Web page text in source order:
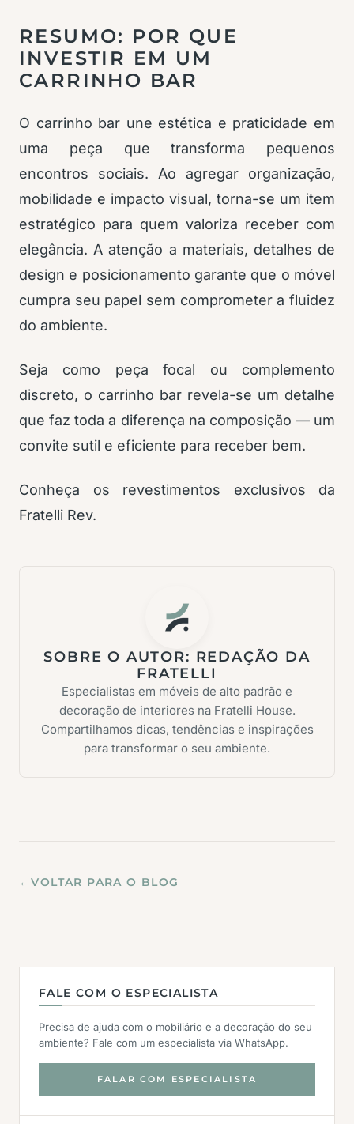
RESUMO: POR QUE
INVESTIR EM UM
CARRINHO BAR
O carrinho bar une estética e praticidade em
uma peça que transforma pequenos
encontros sociais. Ao agregar organização,
mobilidade e impacto visual, torna-se um item
estratégico para quem valoriza receber com
elegância. A atenção a materiais, detalhes de
design e posicionamento garante que o móvel
cumpra seu papel sem comprometer a fluidez
do ambiente.
Seja como peça focal ou complemento
discreto, o carrinho bar revela-se um detalhe
que faz toda a diferença na composição — um
convite sutil e eficiente para receber bem.
Conheça os revestimentos exclusivos da
Fratelli Rev.
SOBRE O AUTOR: REDAÇÃO DA
FRATELLI
Especialistas em móveis de alto padrão e
decoração de interiores na Fratelli House.
Compartilhamos dicas, tendências e inspirações
para transformar o seu ambiente.
←VOLTAR PARA O BLOG
FALE COM O ESPECIALISTA
Precisa de ajuda com o mobiliário e a decoração do seu
ambiente? Fale com um especialista via WhatsApp.
FALAR COM ESPECIALISTA